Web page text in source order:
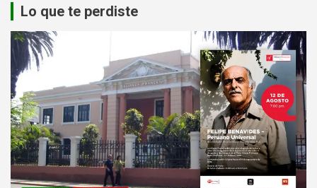
Lo que te perdiste